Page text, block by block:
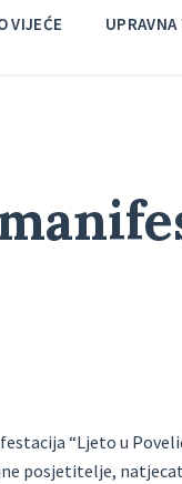
VIJEĆE
“Ljeto u
posjetitelje,